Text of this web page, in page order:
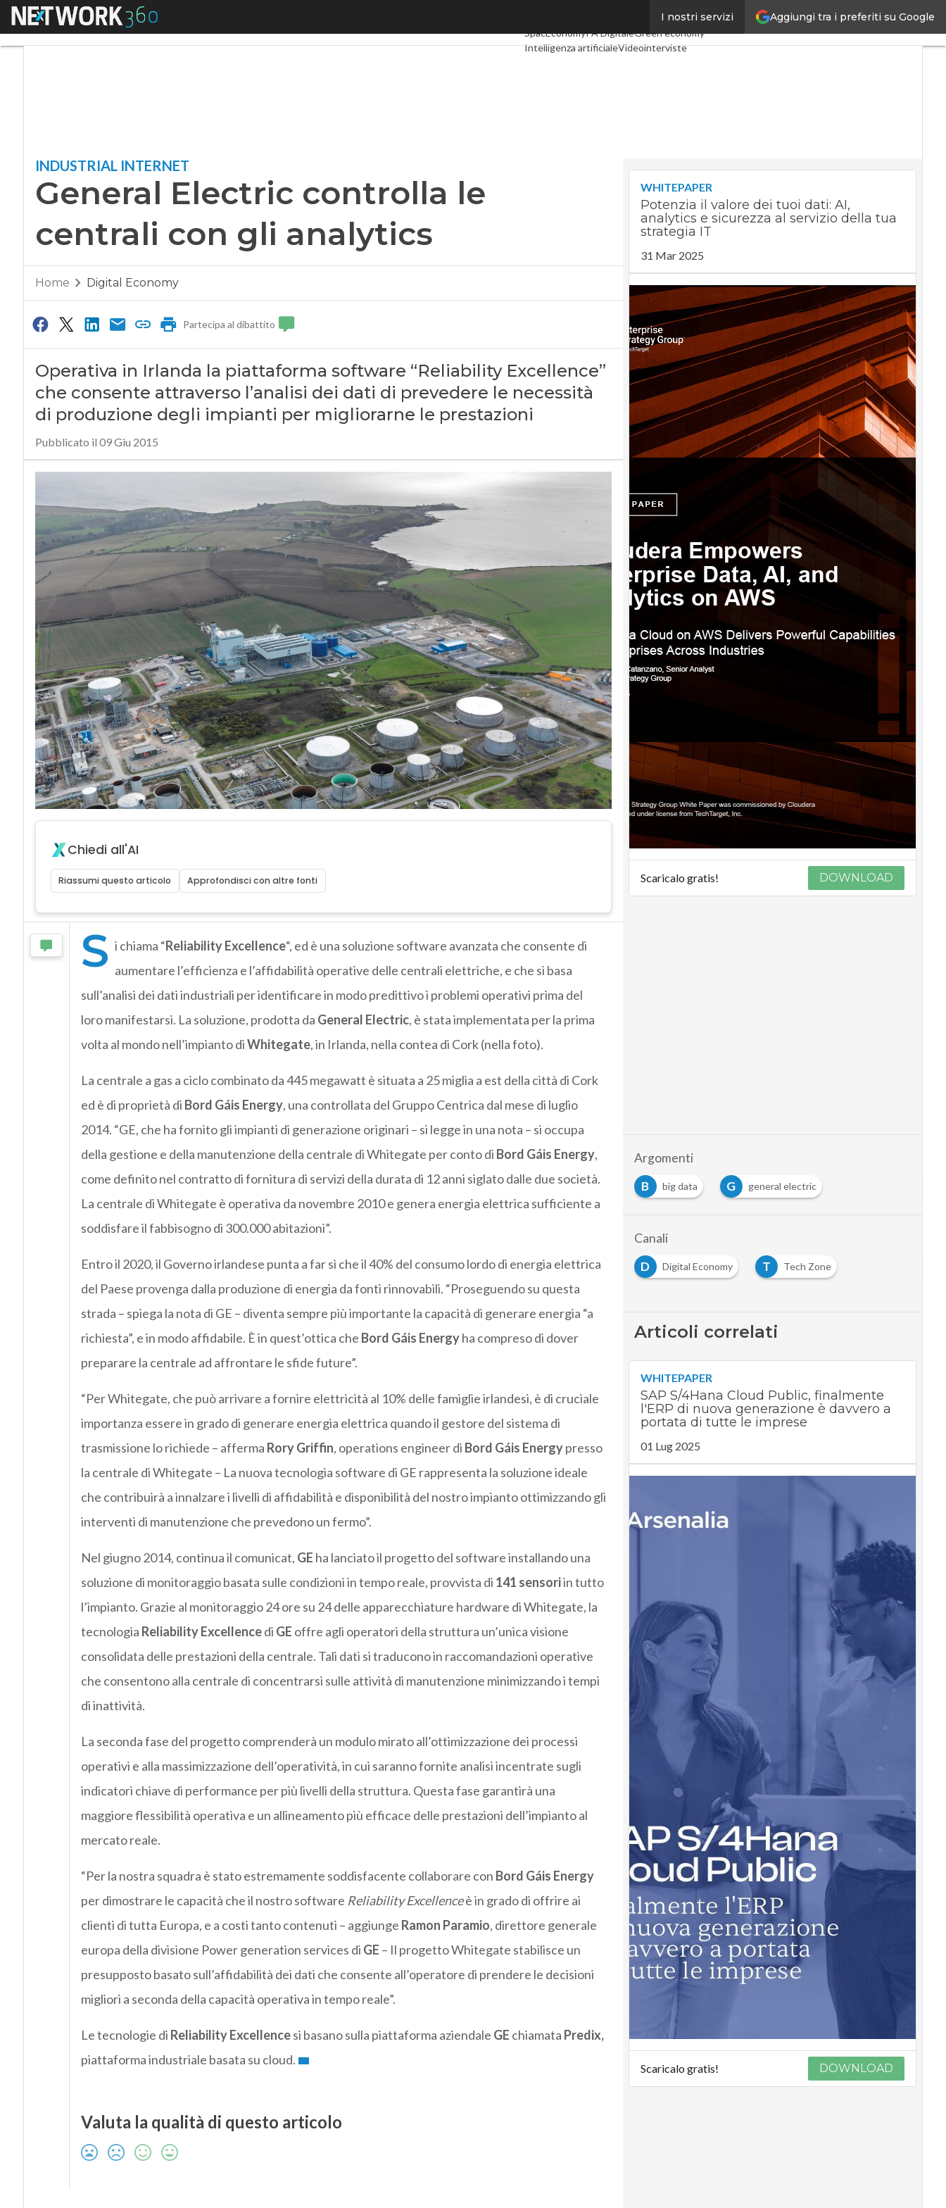
Aggiungi tra i preferiti su Google
I nostri servizi
Menu TelcoIndustria 4.0
SpacEconomyPA DigitaleGreen economy
Intelligenza artificialeVideointerviste
INDUSTRIAL INTERNET
General Electric controlla le
centrali con gli analytics
Home Digital Economy
Partecipa al dibattito
Operativa in Irlanda la piattaforma software “Reliability Excellence”
che consente attraverso l’analisi dei dati di prevedere le necessità
di produzione degli impianti per migliorarne le prestazioni
Pubblicato il 09 Giu 2015
Chiedi all'AI
Riassumi questo articolo Approfondisci con altre fonti
S i chiama “Reliability Excellence“, ed è una soluzione software avanzata che consente di
aumentare l’efficienza e l’affidabilità operative delle centrali elettriche, e che si basa
sull’analisi dei dati industriali per identificare in modo predittivo i problemi operativi prima del
loro manifestarsi. La soluzione, prodotta da General Electric, è stata implementata per la prima
volta al mondo nell’impianto diWhitegate, in Irlanda, nella contea di Cork (nella foto).
La centrale a gas a ciclo combinato da 445 megawatt è situata a 25 miglia a est della città di Cork
ed è di proprietà di Bord Gáis Energy, una controllata del Gruppo Centrica dal mese di luglio
2014. “GE, che ha fornito gli impianti di generazione originari – si legge in una nota – si occupa
della gestione e della manutenzione della centrale di Whitegate per conto di Bord Gáis Energy,
come definito nel contratto di fornitura di servizi della durata di 12 anni siglato dalle due società.
La centrale di Whitegate è operativa da novembre 2010 e genera energia elettrica sufficiente a
soddisfare il fabbisogno di 300.000 abitazioni”.
Entro il 2020, il Governo irlandese punta a far sì che il 40% del consumo lordo di energia elettrica
del Paese provenga dalla produzione di energia da fonti rinnovabili. “Proseguendo su questa
strada – spiega la nota di GE – diventa sempre più importante la capacità di generare energia “a
richiesta”, e in modo affidabile. È in quest’ottica che Bord Gáis Energyha compreso di dover
preparare la centrale ad affrontare le sfide future”.
“Per Whitegate, che può arrivare a fornire elettricità al 10% delle famiglie irlandesi, è di cruciale
importanza essere in grado di generare energia elettrica quando il gestore del sistema di
trasmissione lo richiede – afferma Rory Griffin, operations engineer di Bord Gáis Energypresso
la centrale di Whitegate – La nuova tecnologia software di GE rappresenta la soluzione ideale
che contribuirà a innalzare i livelli di affidabilità e disponibilità del nostro impianto ottimizzando gli
interventi di manutenzione che prevedono un fermo”.
Nel giugno 2014, continua il comunicat, GE ha lanciato il progetto del software installando una
soluzione di monitoraggio basata sulle condizioni in tempo reale, provvista di 141 sensoriin tutto
l’impianto. Grazie al monitoraggio 24 ore su 24 delle apparecchiature hardware di Whitegate, la
tecnologia Reliability Excellencedi GE offre agli operatori della struttura un’unica visione
consolidata delle prestazioni della centrale. Tali dati si traducono in raccomandazioni operative
che consentono alla centrale di concentrarsi sulle attività di manutenzione minimizzando i tempi
di inattività.
La seconda fase del progetto comprenderà un modulo mirato all’ottimizzazione dei processi
operativi e alla massimizzazione dell’operatività, in cui saranno fornite analisi incentrate sugli
indicatori chiave di performance per più livelli della struttura. Questa fase garantirà una
maggiore flessibilità operativa e un allineamento più efficace delle prestazioni dell’impianto al
mercato reale.
“Per la nostra squadra è stato estremamente soddisfacente collaborare con Bord Gáis Energy
per dimostrare le capacità che il nostro software Reliability Excellenceè in grado di offrire ai
clienti di tutta Europa, e a costi tanto contenuti – aggiunge Ramon Paramio, direttore generale
europa della divisione Power generation services di GE – Il progetto Whitegate stabilisce un
presupposto basato sull’affidabilità dei dati che consente all’operatore di prendere le decisioni
migliori a seconda della capacità operativa in tempo reale”.
Le tecnologie di Reliability Excellencesi basano sulla piattaforma aziendale GE chiamata Predix,
piattaforma industriale basata su cloud.
Valuta la qualità di questo articolo
WHITEPAPER
Potenzia il valore dei tuoi dati: AI,
analytics e sicurezza al servizio della tua
strategia IT
31 Mar 2025
Scaricalo gratis! DOWNLOAD
Argomenti
B
big data G general electric
Canali
D
Digital Economy T Tech Zone
Articoli correlati
WHITEPAPER
SAP S/4Hana Cloud Public, finalmente
l'ERP di nuova generazione è davvero a
portata di tutte le imprese
01 Lug 2025
Scaricalo gratis! DOWNLOAD